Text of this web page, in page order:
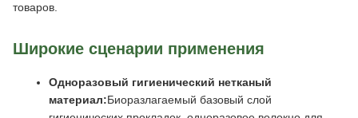
товаров.
Широкие сценарии применения
Одноразовый гигиенический нетканый
материал:Биоразлагаемый базовый слой